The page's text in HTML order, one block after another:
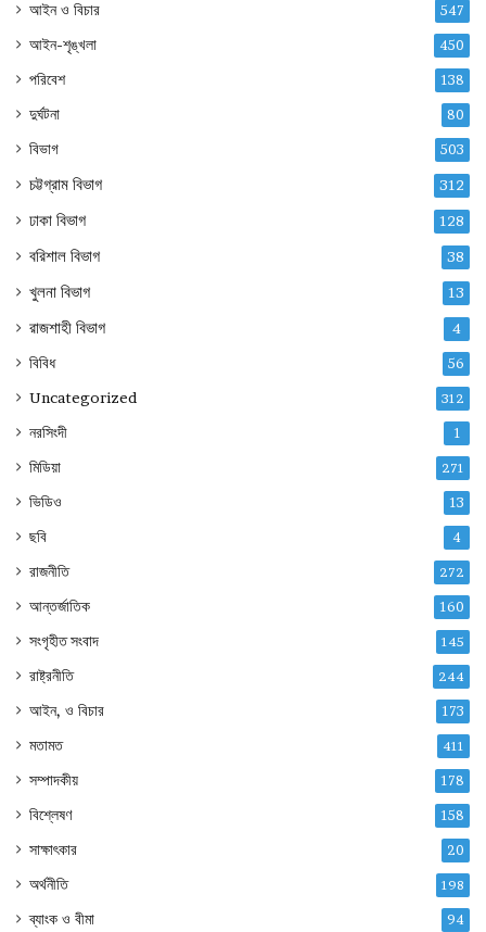
আইন ও বিচার 547
আইন-শৃঙ্খলা 450
পরিবেশ 138
দুর্ঘটনা 80
বিভাগ 503
চট্টগ্রাম বিভাগ 312
ঢাকা বিভাগ 128
বরিশাল বিভাগ 38
খুলনা বিভাগ 13
রাজশাহী বিভাগ 4
বিবিধ 56
Uncategorized 312
নরসিংদী 1
মিডিয়া 271
ভিডিও 13
ছবি 4
রাজনীতি 272
আন্তর্জাতিক 160
সংগৃহীত সংবাদ 145
রাষ্ট্রনীতি 244
আইন, ও বিচার 173
মতামত 411
সম্পাদকীয় 178
বিশ্লেষণ 158
সাক্ষাৎকার 20
অর্থনীতি 198
ব্যাংক ও বীমা 94